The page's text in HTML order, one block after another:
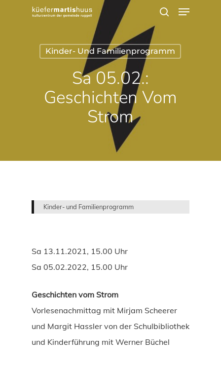
Menu
Kinder- Und Familienprogramm
Sa 05.02.:
Geschichten Vom
Strom
Kinder- und Familienprogramm
Sa 13.11.2021, 15.00 Uhr
Sa 05.02.2022, 15.00 Uhr
Geschichten vom Strom
Vorlesenachmittag mit Mirjam Scheerer
und Margit Hassler von der Schulbibliothek
und Kinderführung mit Werner Büchel